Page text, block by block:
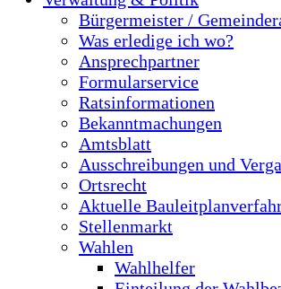
Bürgermeister /
Was erledige ich wo?
Ansprechpartner
Formularservice
Ratsinformationen
Bekanntmachungen
Amtsblatt
Ausschreibungen und
Ortsrecht
Aktuelle
Stellenmarkt
Wahlen
Wahlhelfer